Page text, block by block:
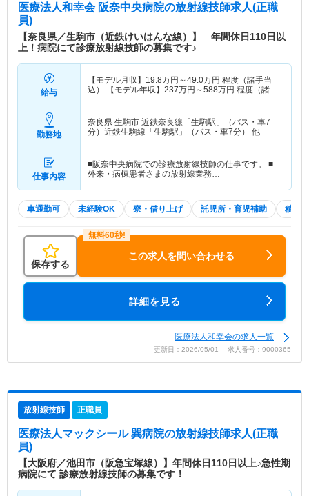
医療法人和幸会 阪奈中央病院の放射線技師求人(正職
員)
【奈良県／生駒市（近鉄けいはんな線）】 年間休日110日以
上！病院にて診療放射線技師の募集です♪
給与
【モデル月収】 19.8万円～49.0万円 程度（諸手当
込） 【モデル年収】 237万円～588万円 程度（諸手
勤務地
奈良県 生駒市 近鉄奈良線「生駒駅」（バス・車7
分）近鉄生駒線「生駒駅」（バス・車7分） 他
仕事内容
■阪奈中央病院での診療放射線技師の仕事です。 ■
外来・病棟患者さまの放射線業務…
車通勤可 未経験OK 寮・借り上げ 託児所・育児補助 積極
保存する
この求人を問い合わせる
詳細を見る
医療法人和幸会の求人一覧
更新日：2026/05/01 求人番号：9000365
放射線技師 正職員
医療法人マックシール 巽病院の放射線技師求人(正職
員)
【大阪府／池田市（阪急宝塚線）】年間休日110日以上♪急性期
病院にて 診療放射線技師の募集です！